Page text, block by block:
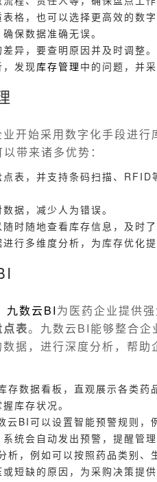
格，也可以选择更高效的数字
保数据准确无误。
异，要查明原因并及时调整。
发现库存管理 中的问题，并
开始采用数字化手段进行
带来诸多优势：
表，并支持条码扫描、RFID
据，减少人为错误。
时随地查看库存信息，及时了
行多维度分析，为库存优化提
九数云BI为医药企业提供
表。九数云BI能够整合企
数据，进行深度分析，帮助
存数据看板，直观展示各类药
库存状况。
云BI可以设置智能预警规则，
统会自动发出预警，提醒管理
析，例如可以按照药品类别、
短缺的原因，为采购决策提供